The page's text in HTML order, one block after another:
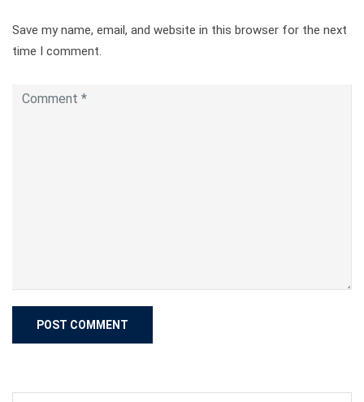
Save my name, email, and website in this browser for the next
time I comment.